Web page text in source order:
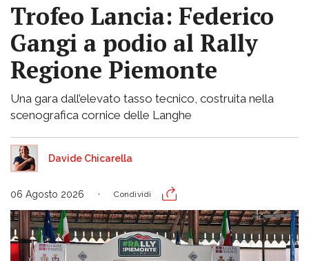
Trofeo Lancia: Federico
Gangi a podio al Rally
Regione Piemonte
Una gara dall’elevato tasso tecnico, costruita nella
scenografica cornice delle Langhe
Davide Chicarella
06 Agosto 2026 Condividi